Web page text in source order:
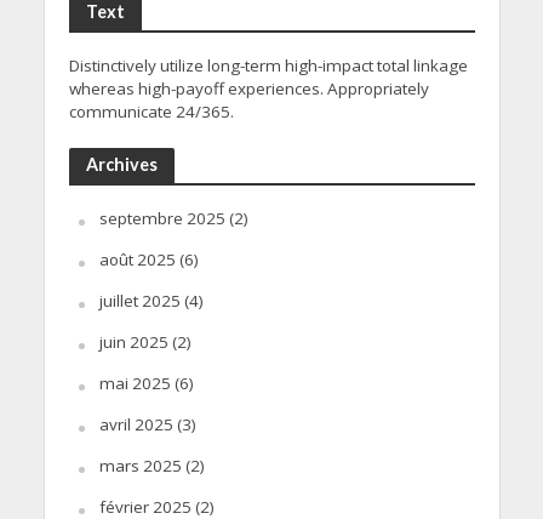
Text
Distinctively utilize long-term high-impact total linkage
whereas high-payoff experiences. Appropriately
communicate 24/365.
Archives
septembre 2025 (2)
août 2025 (6)
juillet 2025 (4)
juin 2025 (2)
mai 2025 (6)
avril 2025 (3)
mars 2025 (2)
février 2025 (2)